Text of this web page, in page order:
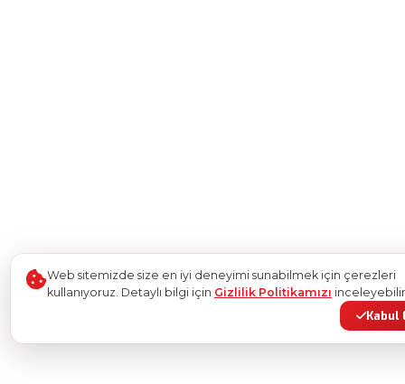
Web sitemizde size en iyi deneyimi sunabilmek için çerezleri
kullanıyoruz. Detaylı bilgi için Gizlilik Politikamızı
Kabul